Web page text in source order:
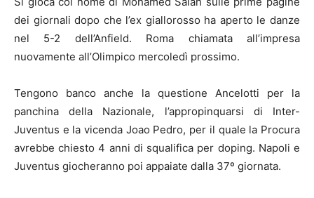
dei giornali dopo che l’ex giallorosso ha aperto le danze
nel 5-2 dell’Anfield. Roma chiamata all’impresa
nuovamente all’Olimpico mercoledì prossimo.
Tengono banco anche la questione Ancelotti per la
panchina della Nazionale, l’appropinquarsi di Inter-
Juventus e la vicenda Joao Pedro, per il quale la Procura
avrebbe chiesto 4 anni di squalifica per doping. Napoli e
Juventus giocheranno poi appaiate dalla 37º giornata.